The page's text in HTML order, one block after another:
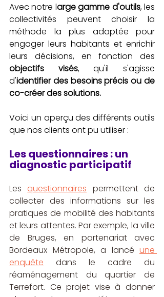
Avec notre large gamme d'outils, les
collectivités peuvent choisir la
méthode la plus adaptée pour
engager leurs habitants et enrichir
objectifs visés, qu'il s'agisse
d'identifier des besoins précis ou de
co-créer des solutions.
Voici un aperçu des différents outils
que nos clients ont pu utiliser :
Les questionnaires : un
diagnostic participatif
Les questionnaires permettent de
collecter des informations sur les
pratiques de mobilité des habitants
et leurs attentes. Par exemple, la ville
de Bruges, en partenariat avec
Bordeaux Métropole, a lancé une
enquête dans le cadre du
réaménagement du quartier de
Terrefort. Ce projet vise à donner